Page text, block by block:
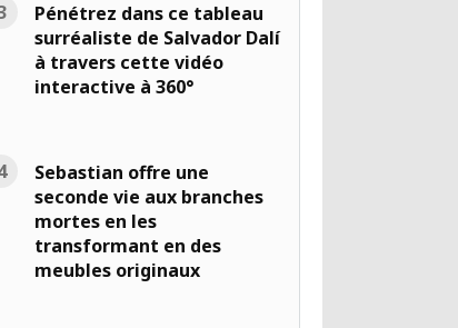
Pénétrez dans ce tableau
surréaliste de Salvador Dalí
à travers cette vidéo
interactive à 360°
Sebastian offre une
seconde vie aux branches
mortes en les
transformant en des
meubles originaux